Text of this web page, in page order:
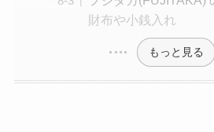
財布や小銭入れ
もっと見る